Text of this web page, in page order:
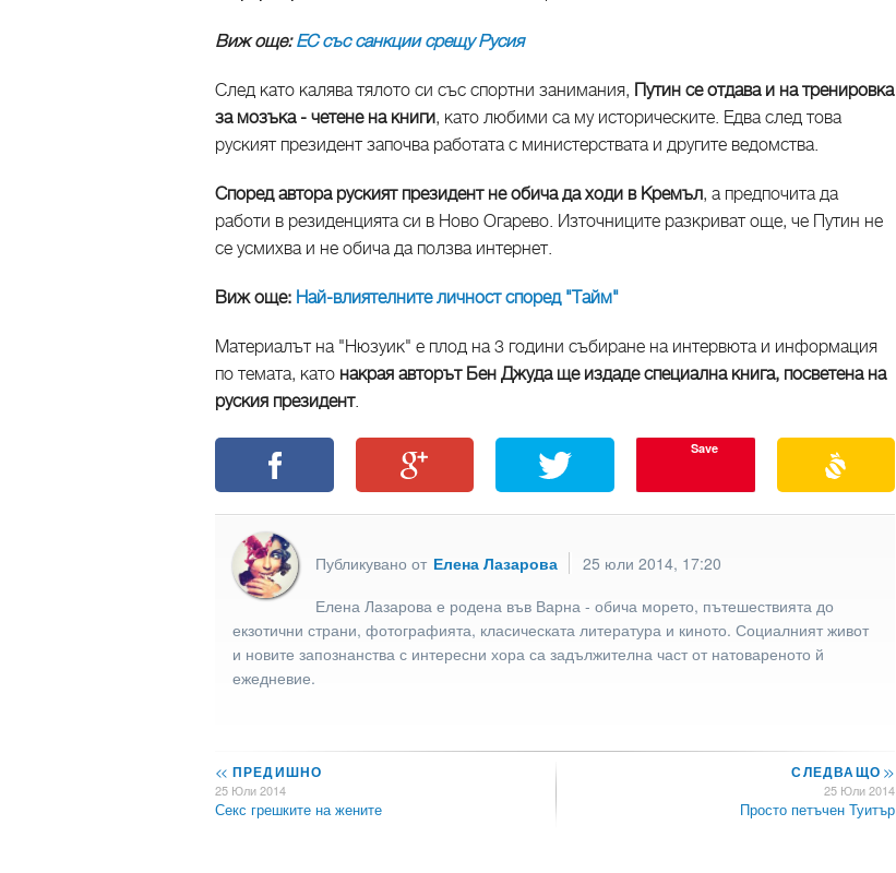
Виж още:ЕС със санкции срещу Русия
След като калява тялото си със спортни занимания, Путин се отдава и на тренировка
за мозъка - четене на книги, като любими са му историческите. Едва след това
руският президент започва работата с министерствата и другите ведомства.
Според автора руският президент не обича да ходи в Кремъл, а предпочита да
работи в резиденцията си в Ново Огарево. Източниците разкриват още, че Путин не
се усмихва и не обича да ползва интернет.
Виж още: Най-влиятелните личност според "Тайм"
Материалът на "Нюзуик" е плод на 3 години събиране на интервюта и информация
по темата, като накрая авторът Бен Джуда ще издаде специална книга, посветена на
руския президент.
Save
Публикувано от Елена Лазарова
25 юли 2014, 17:20
Елена Лазарова е родена във Варна - обича морето, пътешествията до
екзотични страни, фотографията, класическата литература и киното. Социалният живот
и новите запознанства с интересни хора са задължителна част от натовареното й
ежедневие.
<< ПРЕДИШНО
25 Юли 2014
Секс грешките на жените
СЛЕДВАЩО>>
25 Юли 2014
Просто петъчен Туитър